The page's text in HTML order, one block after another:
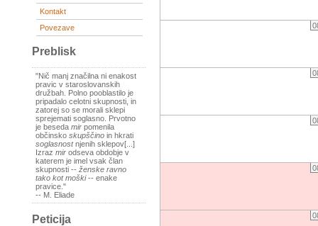
Kontakt
Povezave
Preblisk
"Nič manj značilna ni enakost
pravic v staroslovanskih
družbah. Polno pooblastilo je
pripadalo celotni skupnosti, in
zatorej so se morali sklepi
sprejemati soglasno. Prvotno
je beseda mir pomenila
občinsko skupščino in hkrati
soglasnostnjenih sklepov[...]
Izraz mir odseva obdobje v
katerem je imel vsak član
skupnosti -- ženske ravno
tako kot moški-- enake
pravice."
-- M. Eliade
Peticija